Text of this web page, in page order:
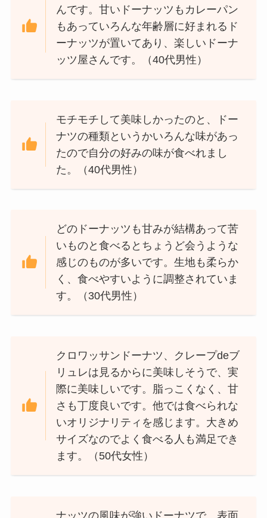
んです。甘いドーナッツもカレーパン
もあっていろんな年齢層に好まれるド
ーナッツが置いてあり、楽しいドーナ
ッツ屋さんです。（40代男性）
モチモチして美味しかったのと、ドー
ナツの種類というかいろんな味があっ
たので自分の好みの味が食べれまし
た。（40代男性）
どのドーナッツも甘みが結構あって苦
いものと食べるとちょうど会うような
感じのものが多いです。生地も柔らか
く、食べやすいように調整されていま
す。（30代男性）
クロワッサンドーナツ、クレープdeブ
リュレは見るからに美味しそうで、実
際に美味しいです。脂っこくなく、甘
さも丁度良いです。他では食べられな
いオリジナリティを感じます。大きめ
サイズなのでよく食べる人も満足でき
ます。（50代女性）
ナッツの風味が強いドーナツで、表面